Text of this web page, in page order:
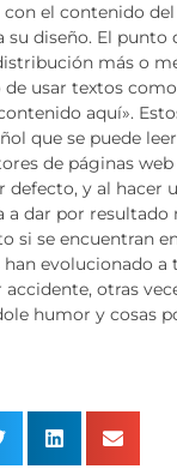
con el contenido
su diseño. El punto
más o
de usar textos
aquí».
que se puede
de páginas
y al hacer
a dar por
si se encuentran
evolucionado a
accidente, otras
humor y cosas